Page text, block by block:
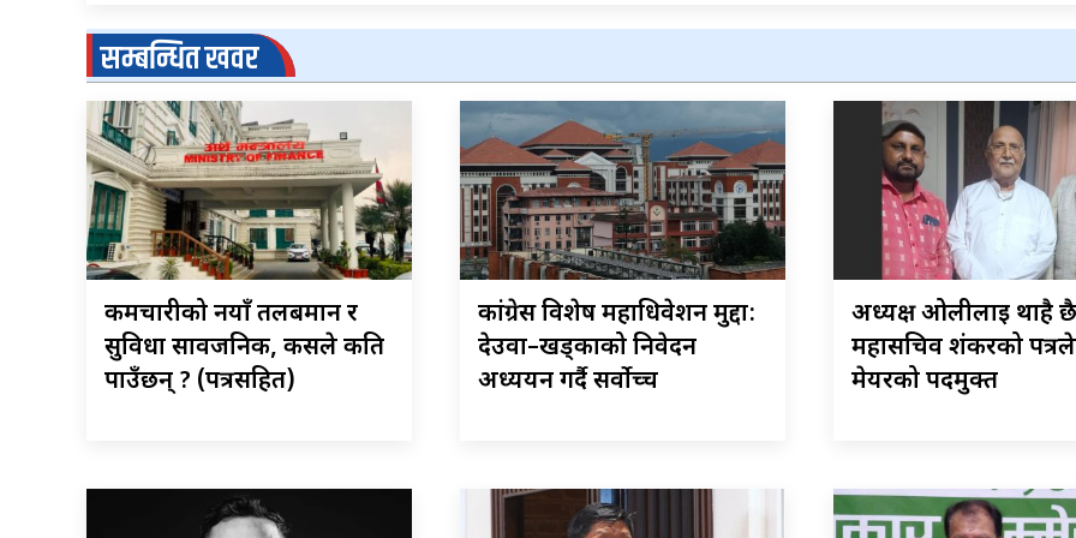
सम्बन्धित खवर
कर्मचारीको नयाँ तलबमान र
सुविधा सार्वजनिक, कसले कति
पाउँछन् ? (पत्रसहित)
कांग्रेस विशेष महाधिवेशन मुद्दा:
देउवा–खड्काको निवेदन
अध्ययन गर्दै सर्वोच्च
अध्यक्ष ओलीलाई थाहै
महासचिव शंकरको पत्रले
मेयरको पदमुक्त